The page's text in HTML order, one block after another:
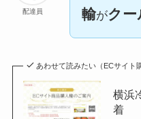
配達員
輸がクー
あわせて読みたい（ECサイト
横浜
着